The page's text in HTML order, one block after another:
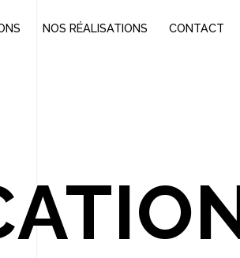
NOS RÉALISATIONS CONTACT